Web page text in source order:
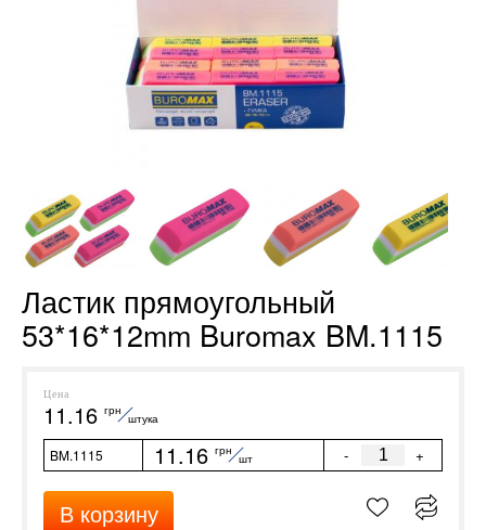
Ластик прямоугольный
53*16*12mm Buromax BM.1115
Цена
11.16 грн
штука
BM.1115 11.16 грн
шт - +
В корзину